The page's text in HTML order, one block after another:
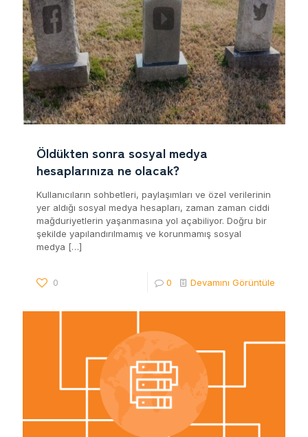
Öldükten sonra sosyal medya
hesaplarınıza ne olacak?
Kullanıcıların sohbetleri, paylaşımları ve özel verilerinin
yer aldığı sosyal medya hesapları, zaman zaman ciddi
mağduriyetlerin yaşanmasına yol açabiliyor. Doğru bir
şekilde yapılandırılmamış ve korunmamış sosyal
medya […]
0 0 Devamını Görüntüle